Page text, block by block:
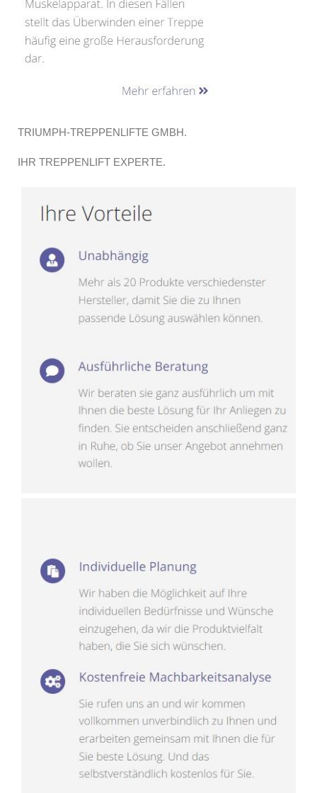
TRIUMPH-TREPPENLIFTE GMBH.
IHR TREPPENLIFT EXPERTE.